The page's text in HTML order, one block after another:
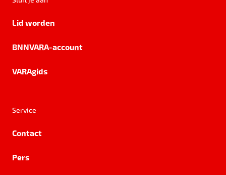
Lid worden
BNNVARA-account
VARAgids
Service
Contact
Pers